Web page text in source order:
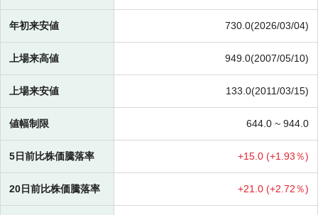
年初来安値 730.0(2026/03/04)
上場来高値 949.0(2007/05/10)
上場来安値 133.0(2011/03/15)
値幅制限 644.0 ~ 944.0
5日前比株価騰落率 +15.0 (+1.93％)
20日前比株価騰落率 +21.0 (+2.72％)